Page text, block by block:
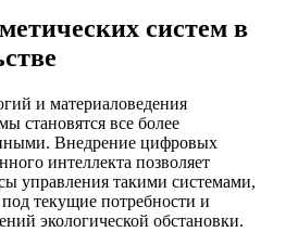
систем в
и материаловедения
становятся все более
Внедрение цифровых
интеллекта позволяет
управления такими системами,
текущие потребности и
экологической обстановки.